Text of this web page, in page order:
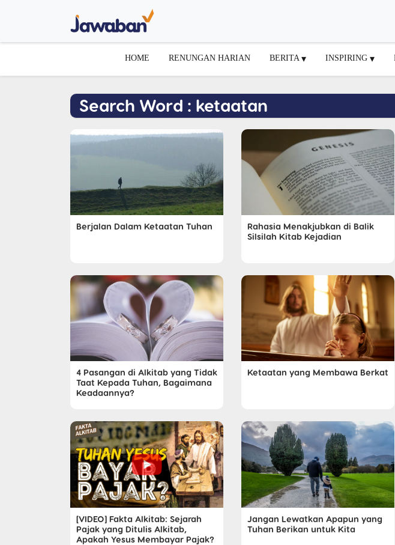
HOME RENUNGAN HARIAN BERITA INSPIRING
Search Word : ketaatan
Berjalan Dalam Ketaatan Tuhan
Rahasia Menakjubkan di Balik
Silsilah Kitab Kejadian
4 Pasangan di Alkitab yang Tidak
Taat Kepada Tuhan, Bagaimana
Keadaannya?
Ketaatan yang Membawa Berkat
[VIDEO] Fakta Alkitab: Sejarah
Pajak yang Ditulis Alkitab,
Apakah Yesus Membayar Pajak?
Jangan Lewatkan Apapun yang
Tuhan Berikan untuk Kita